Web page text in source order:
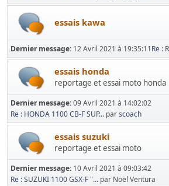
essais kawa
Dernier message: 12 Avril 2021 à 19:35:11Re :
essais honda
reportage et essai moto honda
Dernier message:09 Avril 2021 à 14:02:02
Re : HONDA 1100 CB-F SUP... parscoach
essais suzuki
reportage et essai moto
Dernier message: 10 Avril 2021 à 09:03:42
Re : SUZUKI 1100 GSX-F "... par Noël Ventura